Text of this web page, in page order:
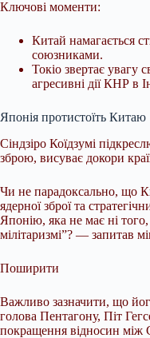
Ключові моменти:
Китай намагається
союзниками.
Токіо звертає увагу
агресивні дії КНР в
Японія протистоїть Китаю
Сіндзіро Коїдзумі
зброю, висуває докори
Чи не парадоксально, що
ядерної зброї та
Японію, яка не має ні
мілітаризмі”? — запитав
Поширити
Важливо зазначити, що
голова Пентагону, Піт
покращення відносин